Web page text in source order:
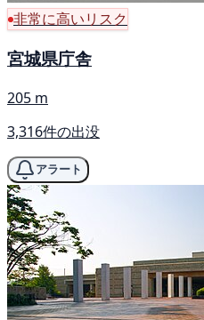
非常に高いリスク
宮城県庁舎
205 m
3,316件の出没
アラート